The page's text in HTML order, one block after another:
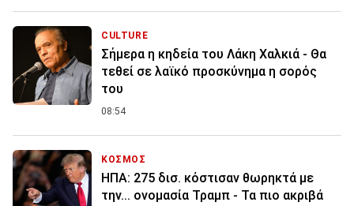
CULTURE
Σήμερα η κηδεία του Λάκη Χαλκιά - Θα
τεθεί σε λαϊκό προσκύνημα η σορός
του
08:54
ΚΟΣΜΟΣ
ΗΠΑ: 275 δισ. κόστισαν θωρηκτά με
την... ονομασία Τραμπ - Τα πιο ακριβά